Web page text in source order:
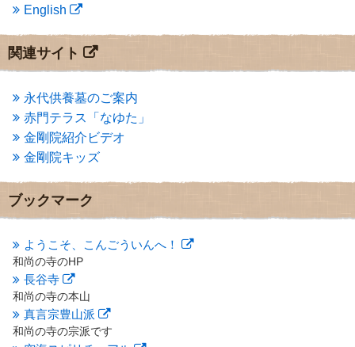
2013年9月(4)
2013年7月
(7)
2013年6月 (6)
2013年5月(13)
2013年4月(1)
2013年3月
(4)
2013年2月(6)
2013年1月(6)
2012年12月(7)
2012年10月(5)
2012年9月
(8)
2012年7月
(10)
2012年6月(14)
2012年5月
2012年4月(16)
2012年3月 (17)
2012年2月(20)
2012年1月(25)
English
関連サイト
永代供養墓のご案内
赤門テラス「なゆた」
金剛院紹介ビデオ
金剛院キッズ
ブックマーク
ようこそ、こんごういんへ！
和尚の寺のHP
長谷寺
和尚の寺の本山
真言宗豊山派
和尚の寺の宗派です